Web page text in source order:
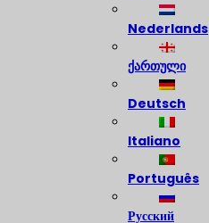
Nederlands
ქართული
Deutsch
Italiano
Português
Русский